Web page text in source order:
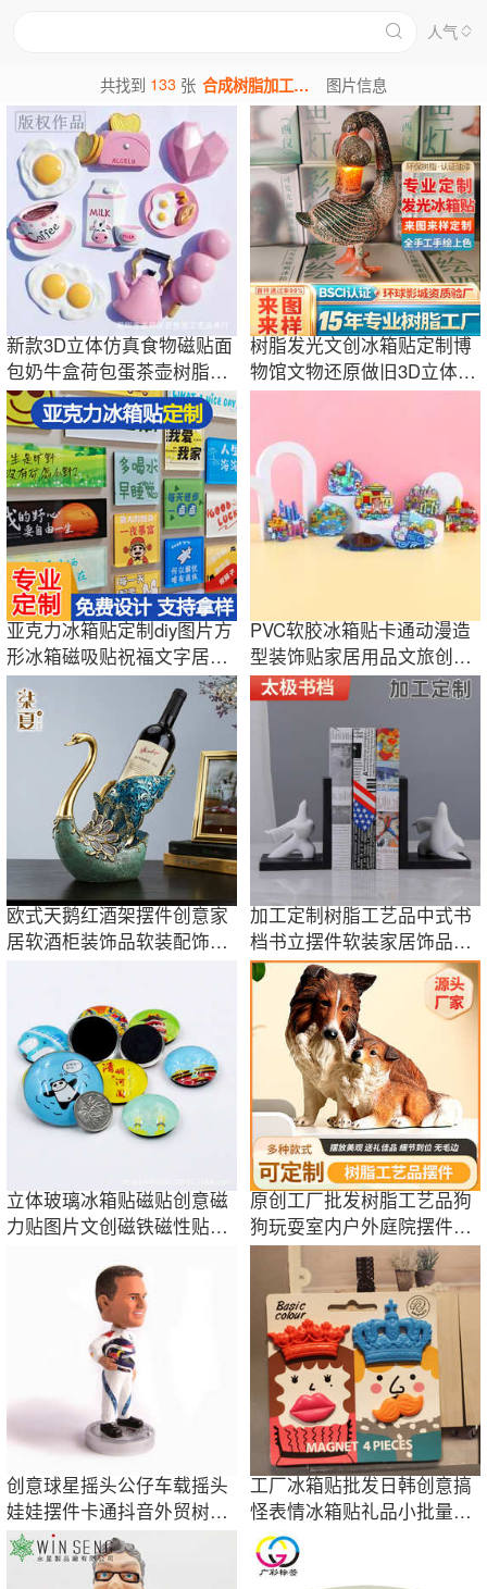
人气
共找到 133 张 合成树脂加工图片 图片信息
新款3D立体仿真食物磁贴面
包奶牛盒荷包蛋茶壶树脂冰
箱装饰冰箱贴
树脂发光文创冰箱贴定制博
物馆文物还原做旧3D立体效
果图片定做
亚克力冰箱贴定制diy图片方
形冰箱磁吸贴祝福文字居家
礼物装饰品
PVC软胶冰箱贴卡通动漫造
型装饰贴家居用品文旅创意
礼品定制批发
欧式天鹅红酒架摆件创意家
居软酒柜装饰品软装配饰树
加工定制树脂工艺品中式书
档书立摆件软装家居饰品装
饰新中式
立体玻璃冰箱贴磁贴创意磁
力贴图片文创磁铁磁性贴工
原创工厂批发树脂工艺品狗
狗玩耍室内户外庭院摆件树
脂小狗狗摆件
创意球星摇头公仔车载摇头
娃娃摆件卡通抖音外贸树脂
手办艺品批发
工厂冰箱贴批发日韩创意搞
怪表情冰箱贴礼品小批量
logo家居磁性